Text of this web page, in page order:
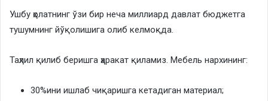
Ушбу ҳолатнинг ўзи бир неча миллиард давлат бюджетга
тушумнинг йўқолишига олиб келмоқда.
Таҳлил қилиб беришга ҳаракат қиламиз. Мебель нархининг:
30%ини ишлаб чиқаришга кетадиган материал;